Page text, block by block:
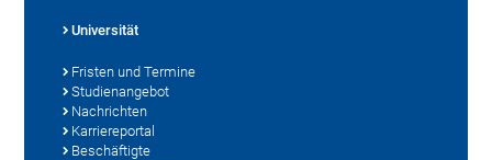
Universität
Fristen und Termine
Studienangebot
Nachrichten
Karriereportal
Beschäftigte